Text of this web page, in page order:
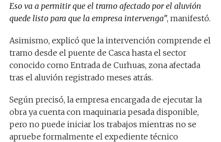
Eso va a permitir que el tramo afectado por el aluvión
quede listo para que la empresa intervenga”, manifestó.
Asimismo, explicó que la intervención comprende el
tramo desde el puente de Casca hasta el sector
conocido como Entrada de Curhuas, zona afectada
tras el aluvión registrado meses atrás.
Según precisó, la empresa encargada de ejecutar la
obra ya cuenta con maquinaria pesada disponible,
pero no puede iniciar los trabajos mientras no se
apruebe formalmente el expediente técnico